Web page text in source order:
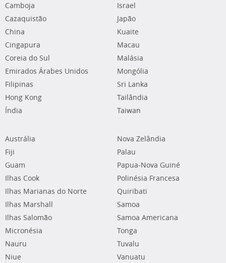
Camboja
Cazaquistão
China
Cingapura
Coreia do Sul
Emirados Árabes Unidos
Filipinas
Hong Kong
Índia
Israel
Japão
Kuaite
Macau
Malásia
Mongólia
Sri Lanka
Tailândia
Taiwan
Austrália
Fiji
Guam
Ilhas Cook
Ilhas Marianas do Norte
Ilhas Marshall
Ilhas Salomão
Micronésia
Nauru
Niue
Nova Zelândia
Palau
Papua-Nova Guiné
Polinésia Francesa
Quiribati
Samoa
Samoa Americana
Tonga
Tuvalu
Vanuatu